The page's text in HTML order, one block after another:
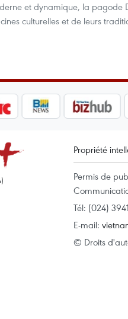
et dynamique, la pagode
culturelles et de leurs
Propriété
Permis de
Tél: (024)
E-mail:
© Droits